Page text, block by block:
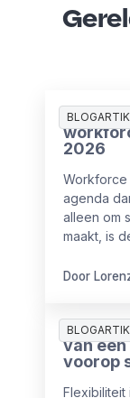
Van
2026
Workforce
agenda
alleen om
maakt, is
Door
Waar
van
voorop
Flexibiliteit